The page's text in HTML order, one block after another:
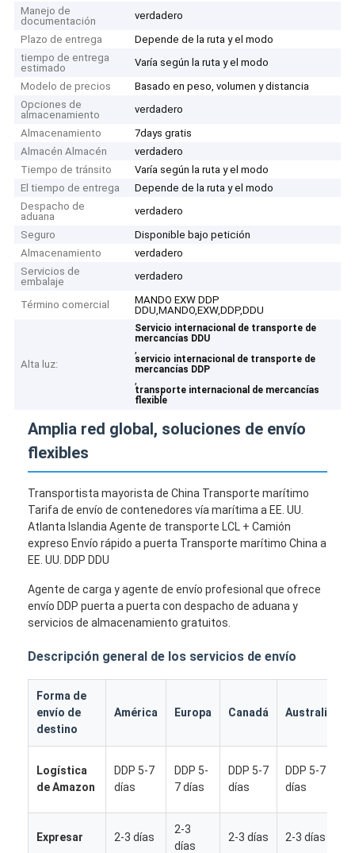
Manejo de
documentación
verdadero
Plazo de entrega
Depende de la ruta y el modo
tiempo de entrega
estimado
Varía según la ruta y el modo
Modelo de precios
Basado en peso, volumen y distancia
Opciones de
almacenamiento
verdadero
Almacenamiento
7days gratis
Almacén Almacén
verdadero
Tiempo de tránsito
Varía según la ruta y el modo
El tiempo de entrega
Depende de la ruta y el modo
Despacho de
aduana
verdadero
Seguro
Disponible bajo petición
Almacenamiento
verdadero
Servicios de
embalaje
verdadero
Término comercial
MANDO EXW DDP
DDU,MANDO,EXW,DDP,DDU
Alta luz:
Servicio internacional de transporte de
mercancías DDU
,
servicio internacional de transporte de
mercancías DDP
,
transporte internacional de mercancías
flexible
Amplia red global, soluciones de envío
flexibles
Transportista mayorista de China Transporte marítimo
Tarifa de envío de contenedores vía marítima a EE. UU.
Atlanta Islandia Agente de transporte LCL + Camión
expreso Envío rápido a puerta Transporte marítimo China a
EE. UU. DDP DDU
Agente de carga y agente de envío profesional que ofrece
envío DDP puerta a puerta con despacho de aduana y
servicios de almacenamiento gratuitos.
Descripción general de los servicios de envío
Forma de
envío de
destino
América Europa Canadá Australia
Logística
de Amazon
DDP 5-7
días
DDP 5-
7 días
DDP 5-7
días
DDP 5-7
días
Expresar 2-3 días
2-3
días
2-3 días 2-3 días